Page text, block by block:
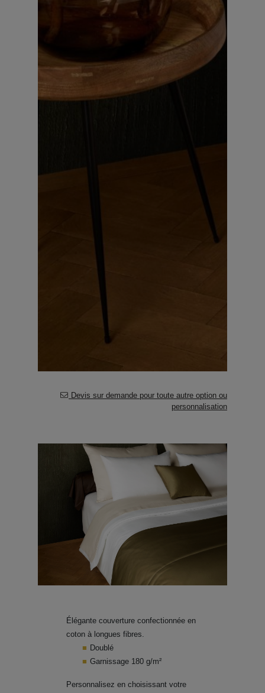
Devis sur demande pour toute autre option ou
personnalisation
Élégante couverture confectionnée en
coton à longues fibres.
Doublé
Garnissage 180 g/m²
Personnalisez en choisissant votre